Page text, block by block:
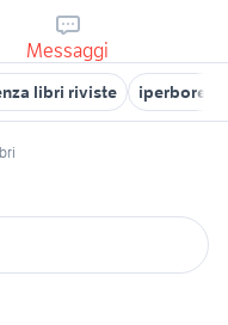
Messaggi
libri riviste iperborea